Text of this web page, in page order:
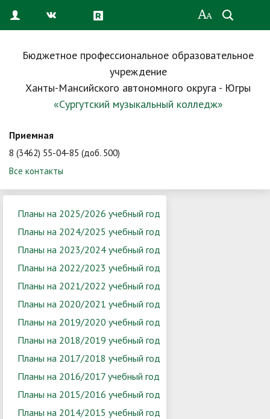
Бюджетное профессиональное образовательное
учреждение
Ханты-Мансийского автономного округа - Югры
«Сургутский музыкальный колледж»
Приемная
8 (3462) 55-04-85 (доб. 500)
Все контакты
Планы на 2025/2026 учебный год
Планы на 2024/2025 учебный год
Планы на 2023/2024 учебный год
Планы на 2022/2023 учебный год
Планы на 2021/2022 учебный год
Планы на 2020/2021 учебный год
Планы на 2019/2020 учебный год
Планы на 2018/2019 учебный год
Планы на 2017/2018 учебный год
Планы на 2016/2017 учебный год
Планы на 2015/2016 учебный год
Планы на 2014/2015 учебный год